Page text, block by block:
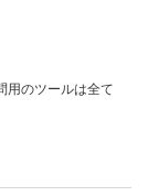
用のツールは全て